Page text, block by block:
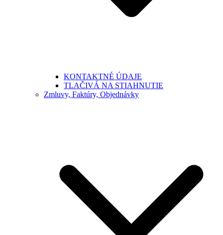
KONTAKTNÉ ÚDAJE
TLAČIVÁ NA STIAHNUTIE
Zmluvy, Faktúry, Objednávky